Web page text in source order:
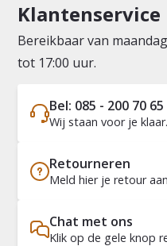
Klantenservice
Bereikbaar van
tot 17:00 uur.
Bel: 085 - 200 70 65
Wij staan voor je klaar.
Retourneren
Meld hier je retour aan
Chat met ons
Klik op de gele knop